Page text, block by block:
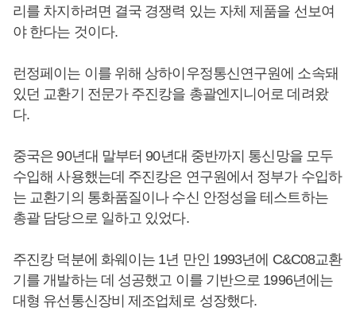
리를 차지하려면 결국 경쟁력 있는 자체 제품을 선보여
야 한다는 것이다.
런정페이는 이를 위해 상하이우정통신연구원에 소속돼
있던 교환기 전문가 주진캉을 총괄엔지니어로 데려왔
다.
중국은 90년대 말부터 90년대 중반까지 통신망을 모두
수입해 사용했는데 주진캉은 연구원에서 정부가 수입하
는 교환기의 통화품질이나 수신 안정성을 테스트하는
총괄 담당으로 일하고 있었다.
주진캉 덕분에 화웨이는 1년 만인 1993년에 C&C08교환
기를 개발하는 데 성공했고 이를 기반으로 1996년에는
대형 유선통신장비 제조업체로 성장했다.